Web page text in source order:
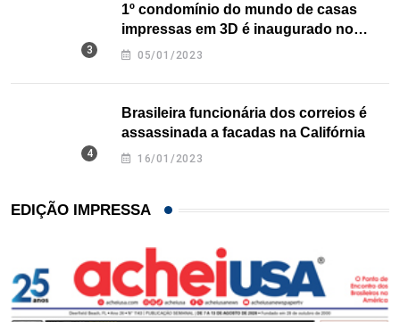
1º condomínio do mundo de casas
impressas em 3D é inaugurado no
Texas
05/01/2023
Brasileira funcionária dos correios é
assassinada a facadas na Califórnia
16/01/2023
EDIÇÃO IMPRESSA